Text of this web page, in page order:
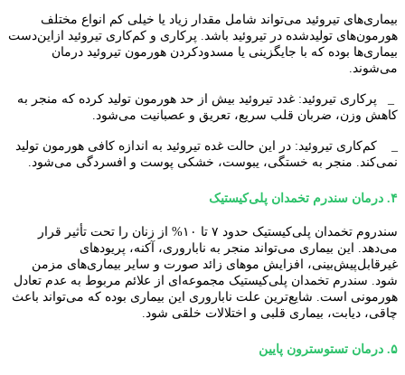
بیماری‌های تیروئید می‌تواند شامل مقدار زیاد یا خیلی کم انواع مختلف
هورمون‌های تولیدشده در تیروئید باشد. پرکاری و کم‌کاری تیروئید ازاین‌دست
بیماری‌ها بوده که با جایگزینی یا مسدودکردن هورمون تیروئید درمان
می‌شوند.
_ پرکاری تیروئید: غدد تیروئید بیش از حد هورمون تولید کرده که منجر به
کاهش وزن، ضربان قلب سریع، تعریق و عصبانیت می‌شود.
_ کم‌کاری تیروئید: در این حالت غده تیروئید به اندازه کافی هورمون تولید
نمی‌کند. منجر به خستگی، یبوست، خشکی پوست و افسردگی می‌شود.
۴. درمان سندرم تخمدان پلی‌کیستیک
سندروم تخمدان پلی‌کیستیک حدود ۷ تا ۱۰% از زنان را تحت تأثیر قرار
می‌دهد. این بیماری می‌تواند منجر به ناباروری، آکنه، پریودهای
غیرقابل‌پیش‌بینی، افزایش موهای زائد صورت و سایر بیماری‌های مزمن
شود. سندرم تخمدان پلی‌کیستیک مجموعه‌ای از علائم مربوط به عدم تعادل
هورمونی است. شایع‌ترین علت ناباروری این بیماری بوده که می‌تواند باعث
چاقی، دیابت، بیماری قلبی و اختلالات خلقی شود.
۵. درمان تستوسترون پایین